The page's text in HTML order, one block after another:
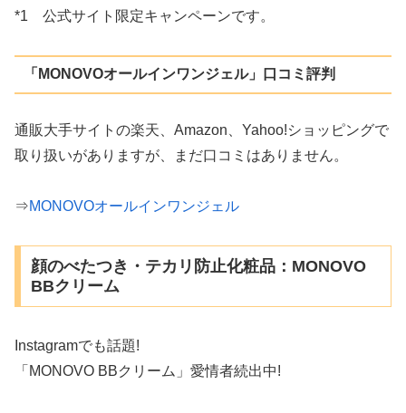
*1 公式サイト限定キャンペーンです。
「MONOVOオールインワンジェル」口コミ評判
通販大手サイトの楽天、Amazon、Yahoo!ショッピングで
取り扱いがありますが、まだ口コミはありません。
⇒MONOVOオールインワンジェル
顔のべたつき・テカリ防止化粧品：MONOVO
BBクリーム
Instagramでも話題!
「MONOVO BBクリーム」愛情者続出中!